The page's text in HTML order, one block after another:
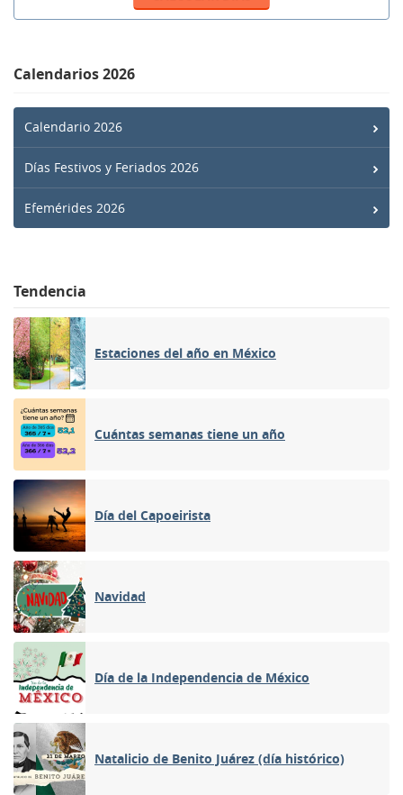
Calendarios 2026
Calendario 2026
Días Festivos y Feriados 2026
Efemérides 2026
Tendencia
Estaciones del año en México
Cuántas semanas tiene un año
Día del Capoeirista
Navidad
Día de la Independencia de México
Natalicio de Benito Juárez (día histórico)